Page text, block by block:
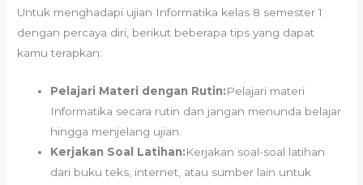
Untuk menghadapi ujian Informatika kelas 8 semester 1
dengan percaya diri, berikut beberapa tips yang dapat
kamu terapkan:
Pelajari Materi dengan Rutin:Pelajari materi
Informatika secara rutin dan jangan menunda belajar
hingga menjelang ujian.
Kerjakan Soal Latihan:Kerjakan soal-soal latihan
dari buku teks, internet, atau sumber lain untuk